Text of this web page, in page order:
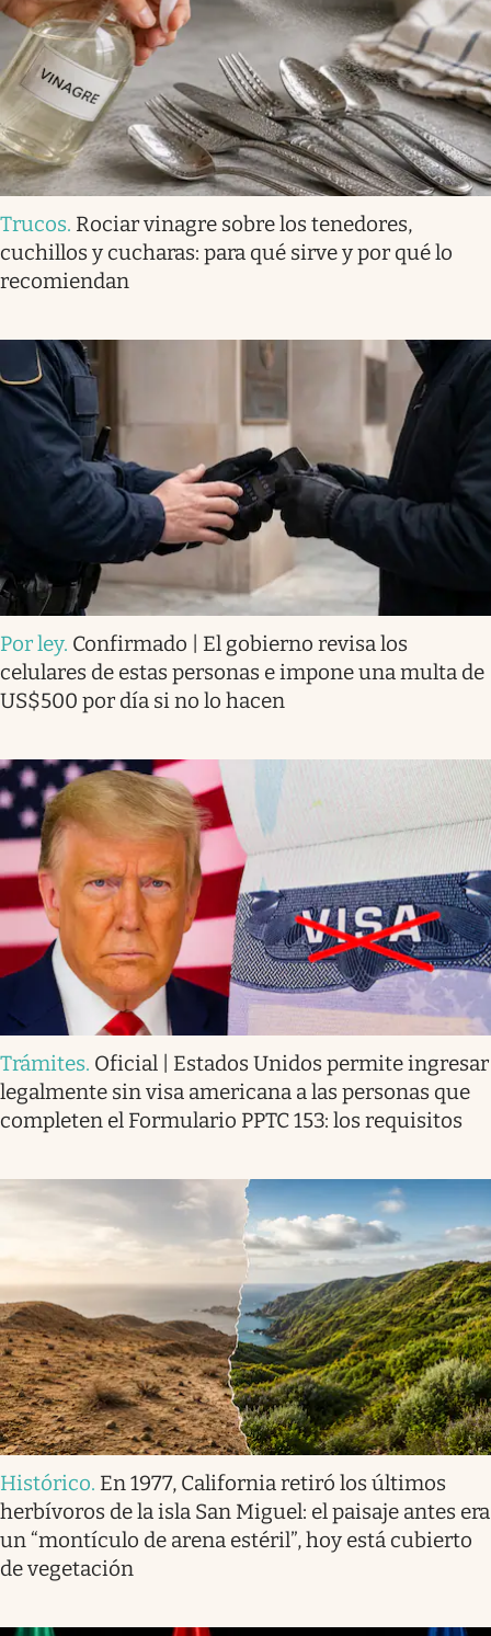
Trucos. Rociar vinagre sobre los tenedores,
cuchillos y cucharas: para qué sirve y por qué lo
recomiendan
Por ley. Confirmado | El gobierno revisa los
celulares de estas personas e impone una multa de
US$500 por día si no lo hacen
Trámites. Oficial | Estados Unidos permite ingresar
legalmente sin visa americana a las personas que
completen el Formulario PPTC 153: los requisitos
Histórico. En 1977, California retiró los últimos
herbívoros de la isla San Miguel: el paisaje antes era
un “montículo de arena estéril”, hoy está cubierto
de vegetación